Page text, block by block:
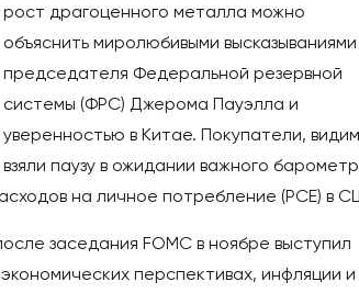
рост драгоценного металла можно
объяснить миролюбивыми высказываниями
председателя Федеральной резервной
системы (ФРС) Джерома Пауэлла и
уверенностью в Китае. Покупатели,
взяли паузу в ожидании важного
на личное потребление (PCE) в
заседания FOMC в ноябре выступил
перспективах, инфляции и